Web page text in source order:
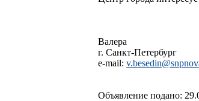
Валера
г. Санкт-Петербург
e-mail:
Объявление подано: